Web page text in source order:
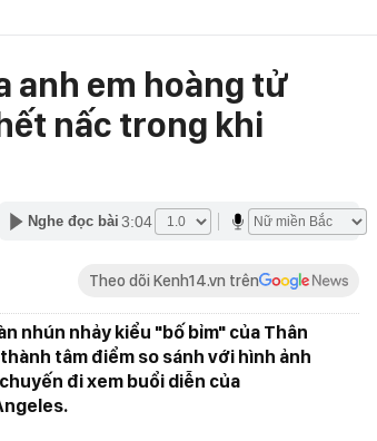
anh em hoàng tử
nấc trong khi
Nghe đọc bài 3:04
Theo dõi Kenh14.vn trên
nhún nhảy kiểu "bố bỉm" của Thân
tâm điểm so sánh với hình ảnh
đi xem buổi diễn của